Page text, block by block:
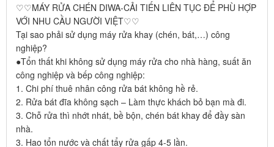
♡♡MÁY RỬA CHÉN DIWA-CẢI TIẾN LIÊN TỤC ĐỂ PHÙ HỢP
VỚI NHU CẦU NGƯỜI VIỆT♡♡
Tại sao phải sử dụng máy rửa khay (chén, bát,…) công
nghiệp?
●Tổn thất khi không sử dụng máy rửa cho nhà hàng, suất ăn
công nghiệp và bếp công nghiệp:
1. Chi phí thuê nhân công rửa bát không hề rẻ.
2. Rửa bát đĩa không sạch – Làm thực khách bỏ bạn mà đi.
3. Chỗ rửa thì nhớt nhát, bề bộn, chén bát khay để đầy sàn
nhà.
3. Hao tổn nước và chất tẩy rửa gấp 4-5 lần.